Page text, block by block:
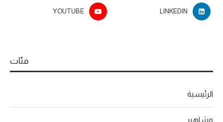
LINKEDIN
YOUTUBE
فئات
الرئيسية
مشاهير